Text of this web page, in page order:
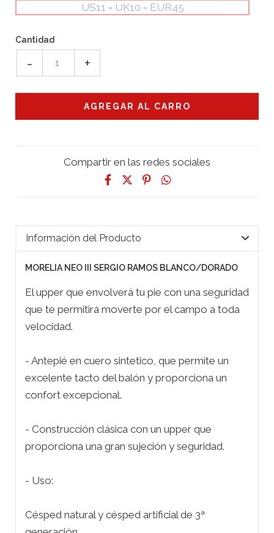
US11 = UK10 = EUR45
Cantidad
- +
Compartir en las redes sociales
Información del Producto
MORELIA NEO III SERGIO RAMOS BLANCO/DORADO
El upper que envolverá tu pie con una seguridad
que te permitirá moverte por el campo a toda
velocidad.
- Antepié en cuero sintetico, que permite un
excelente tacto del balón y proporciona un
confort excepcional.
- Construcción clásica con un upper que
proporciona una gran sujeción y seguridad.
- Uso:
Césped natural y césped artificial de 3ª